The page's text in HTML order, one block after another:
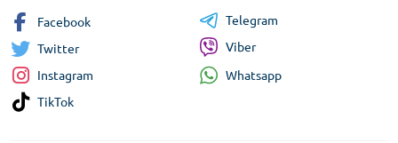
Facebook
Twitter
Instagram
TikTok
Telegram
Viber
Whatsapp